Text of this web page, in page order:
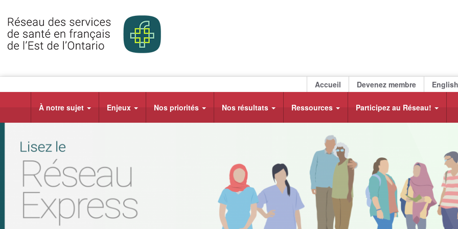
Accueil Devenez membre English
À notre sujet Enjeux Nos priorités Nos résultats Ressources Participez au Réseau!